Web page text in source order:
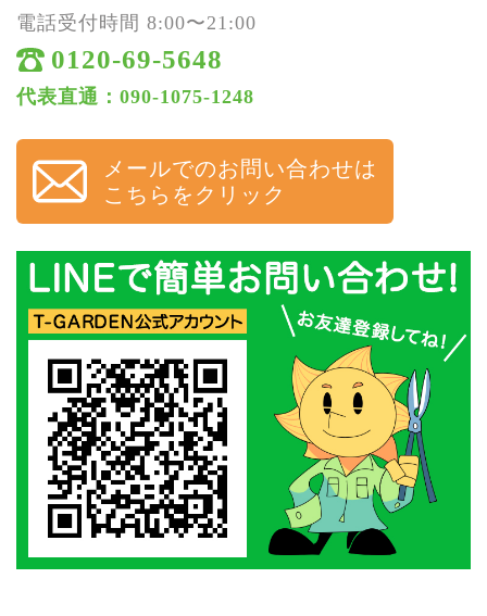
電話受付時間 8:00〜21:00
0120-69-5648
代表直通：090-1075-1248
メールでのお問い合わせは
こちらをクリック